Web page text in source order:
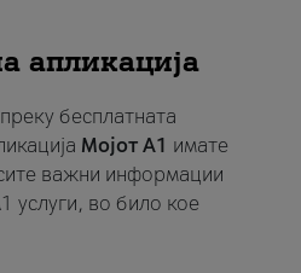
апликација
бесплатната
Мојот A1 имате
важни информации
услуги, во било кое